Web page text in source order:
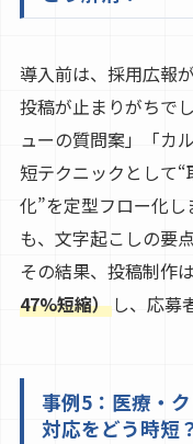
導入前は、採用広報
投稿が止まりがちで
ューの質問案」「カ
短テクニックとし
化”を定型フロー化
も、文字起こしの要
その結果、投稿制作
47%短縮）し、応募
事例5：医療・
対応をどう時短